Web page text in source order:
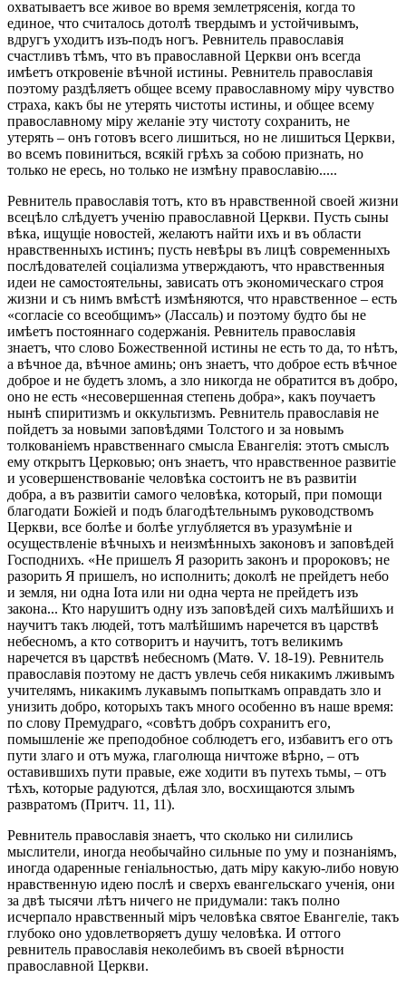
охватываетъ все живое во время землетрясенія, когда то
единое, что считалось дотолѣ твердымъ и устойчивымъ,
вдругъ уходитъ изъ-подъ ногъ. Ревнитель православія
счастливъ тѣмъ, что въ православной Церкви онъ всегда
имѣетъ откровеніе вѣчной истины. Ревнитель православія
поэтому раздѣляетъ общее всему православному міру чувство
страха, какъ бы не утерять чистоты истины, и общее всему
православному міру желаніе эту чистоту сохранить, не
утерять – онъ готовъ всего лишиться, но не лишиться Церкви,
во всемъ повиниться, всякій грѣхъ за собою признать, но
только не ересь, но только не измѣну православію.....
Ревнитель православія тотъ, кто въ нравственной своей жизни
всецѣло слѣдуетъ ученію православной Церкви. Пусть сыны
вѣка, ищущіе новостей, желаютъ найти ихъ и въ области
нравственныхъ истинъ; пусть невѣры въ лицѣ современныхъ
послѣдователей соціализма утверждаютъ, что нравственныя
идеи не самостоятельны, зависать отъ экономическаго строя
жизни и съ нимъ вмѣстѣ измѣняются, что нравственное – есть
«согласіе со всеобщимъ» (Лассаль) и поэтому будто бы не
имѣетъ постояннаго содержанія. Ревнитель православія
знаетъ, что слово Божественной истины не есть то да, то нѣтъ,
а вѣчное да, вѣчное аминь; онъ знаетъ, что доброе есть вѣчное
доброе и не будетъ зломъ, а зло никогда не обратится въ добро,
оно не есть «несовершенная степень добра», какъ поучаетъ
нынѣ спиритизмъ и оккультизмъ. Ревнитель православія не
пойдетъ за новыми заповѣдями Толстого и за новымъ
толкованіемъ нравственнаго смысла Евангелія: этотъ смыслъ
ему открытъ Церковью; онъ знаетъ, что нравственное развитіе
и усовершенствованіе человѣка состоитъ не въ развитіи
добра, а въ развитіи самого человѣка, который, при помощи
благодати Божіей и подъ благодѣтельнымъ руководствомъ
Церкви, все болѣе и болѣе углубляется въ уразумѣніе и
осуществленіе вѣчныхъ и неизмѣнныхъ законовъ и заповѣдей
Господнихъ. «Не пришелъ Я разорить законъ и пророковъ; не
разорить Я пришелъ, но исполнить; доколѣ не прейдетъ небо
и земля, ни одна Іота или ни одна черта не прейдетъ изъ
закона... Кто нарушитъ одну изъ заповѣдей сихъ малѣйшихъ и
научитъ такъ людей, тотъ малѣйшимъ наречется въ царствѣ
небесномъ, а кто сотворитъ и научитъ, тотъ великимъ
наречется въ царствѣ небесномъ (Матѳ. V. 18-19). Ревнитель
православія поэтому не дастъ увлечь себя никакимъ лживымъ
учителямъ, никакимъ лукавымъ попыткамъ оправдать зло и
унизить добро, которыхъ такъ много особенно въ наше время:
по слову Премудраго, «совѣтъ добръ сохранитъ его,
помышленіе же преподобное соблюдетъ его, избавитъ его отъ
пути злаго и отъ мужа, глаголюща ничтоже вѣрно, – отъ
оставившихъ пути правые, еже ходити въ путехъ тьмы, – отъ
тѣхъ, которые радуются, дѣлая зло, восхищаются злымъ
развратомъ (Притч. 11, 11).
Ревнитель православія знаетъ, что сколько ни силились
мыслители, иногда необычайно сильные по уму и познаніямъ,
иногда одаренные геніальностью, дать міру какую-либо новую
нравственную идею послѣ и сверхъ евангельскаго ученія, они
за двѣ тысячи лѣтъ ничего не придумали: такъ полно
исчерпало нравственный міръ человѣка святое Евангеліе, такъ
глубоко оно удовлетворяетъ душу человѣка. И оттого
ревнитель православія неколебимъ въ своей вѣрности
православной Церкви.